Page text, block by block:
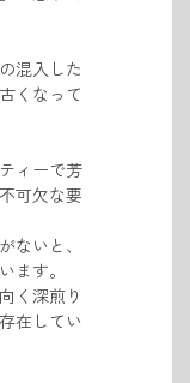
混入した
古くなって
ィーで芳
可欠な要
ないと、
ます。
く深煎り
在してい